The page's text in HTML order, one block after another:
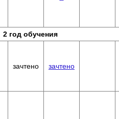
2 год обучения
зачтено зачтено